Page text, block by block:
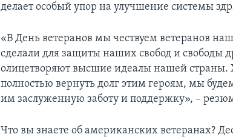
делает особый упор на улучшение системы
«В День ветеранов мы чествуем ветеранов
сделали для защиты наших свобод и свободы
олицетворяют высшие идеалы нашей
полностью вернуть долг этим героям, мы
им заслуженную заботу и поддержку», –
Что вы знаете об американских ветеранах?